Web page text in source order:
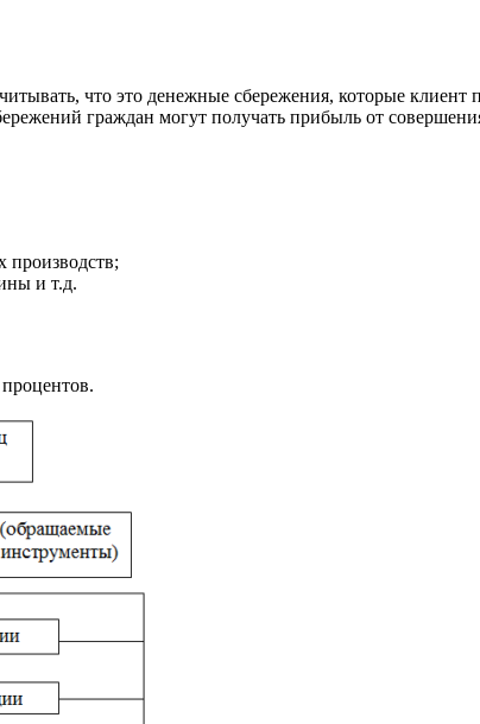
что это денежные сбережения, которые
граждан могут получать прибыль от
производств;
и т.д.